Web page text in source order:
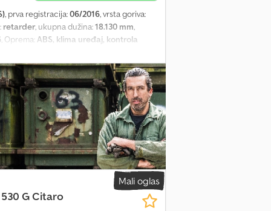
, prva registracija:06/2016, vrsta goriva:
retarder, ukupna dužina:18.130 mm,
, Oprema: ABS, klima uređaj, kontrola
podesivi spoljašnji retrovizori -
- Zaštita od sunca = Napomene =
EURO6 - Menjač: Automatski - Ukupan
- - Bezbednost: - - Retarder - Tempomat
volan - - Putnička kabina: - -
dečja kolica - Rampa za invalidska
- Unutrašnja kamera - - Eksterijer: - -
dvostrukih vrata: 3x - Sistem za
retrovizori - Ventilatori na krovu - Otvori
radio - - Ostalo: - - Dupli pneumatici
prednja osovina oko 40%; srednja osovina
greškama. Slike i tekst mogu se
Zapremina motora: 7.698 cc Marka
Mali oglas
G Citaro